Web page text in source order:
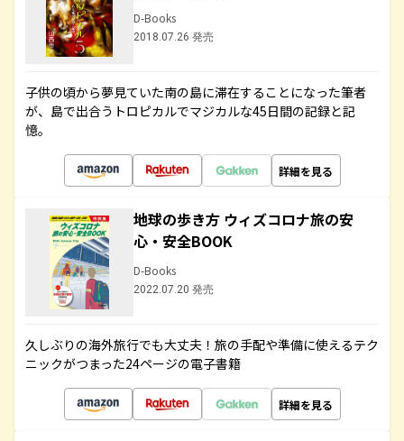
D-Books
2018.07.26 発売
子供の頃から夢見ていた南の島に滞在することになった筆者
が、島で出合うトロピカルでマジカルな45日間の記録と記
憶。
詳細を見る
地球の歩き方 ウィズコロナ旅の安
心・安全BOOK
D-Books
2022.07.20 発売
久しぶりの海外旅行でも大丈夫！旅の手配や準備に使えるテク
ニックがつまった24ページの電子書籍
詳細を見る